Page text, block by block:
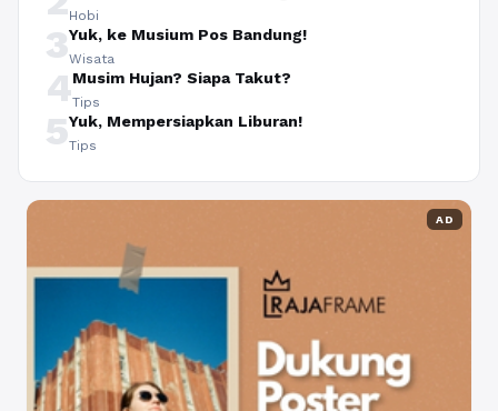
Hobi
3Yuk, ke Musium Pos Bandung!
Wisata
4Musim Hujan? Siapa Takut?
Tips
5Yuk, Mempersiapkan Liburan!
Tips
AD